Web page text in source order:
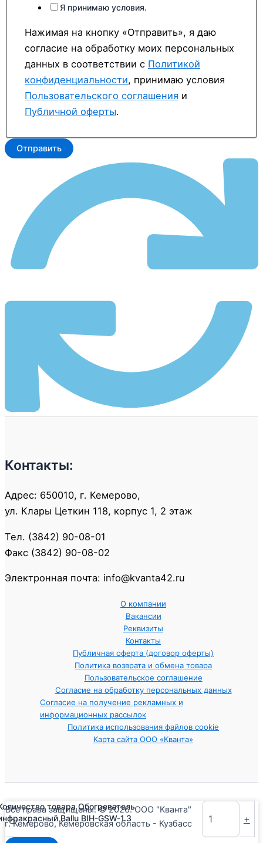
Я принимаю условия.
Нажимая на кнопку «Отправить», я даю
согласие на обработку моих персональных
данных в соответствии с Политикой
конфиденциальности, принимаю условия
Пользовательского соглашения и
Публичной оферты.
Отправить
Контакты:
Адрес: 650010, г. Кемерово,
ул. Клары Цеткин 118, корпус 1, 2 этаж
Тел. (3842) 90-08-01
Факс (3842) 90-08-02
Электронная почта: info@kvanta42.ru
О компании
Вакансии
Реквизиты
Контакты
Публичная оферта (договор оферты)
Политика возврата и обмена товара
Пользовательское соглашение
Согласие на обработку персональных данных
Согласие на получение рекламных и
информационных рассылок
Политика использования файлов cookie
Карта сайта ООО «Кванта»
Все права защищены. © 2026. ООО "Кванта"
г. Кемерово, Кемеровская область - Кузбасс
-
товара Обогреватель
Ballu BIH-GSW-1.3
+